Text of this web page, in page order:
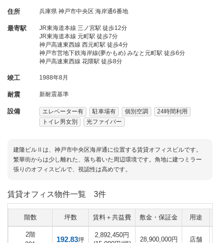
住所 兵庫県 神戸市中央区 海岸通6番地
最寄駅
JR東海道本線 三ノ宮駅 徒歩12分
JR東海道本線 元町駅 徒歩7分
神戸高速東西線 西元町駅 徒歩4分
神戸市営地下鉄海岸線(夢かもめ) みなと元町駅 徒歩6分
神戸高速東西線 花隈駅 徒歩8分
竣工 1988年8月
耐震 新耐震基準
設備 エレベーター有 駐車場有 個別空調
24時間利用
トイレ男女別
光ファイバー
建隆ビルⅡは、神戸市中央区海岸通に位置する賃貸オフィスビルです。
繁華街からは少し離れた、落ち着いた周辺環境です。角地に建つミラー
張りのオフィスビルで、視認性は高めです。
賃貸オフィス物件一覧 3件
階数 坪数 賃料＋共益費 敷金・保証金 用途
2階
192.83坪
2,892,450円
28,900,000円 店舗